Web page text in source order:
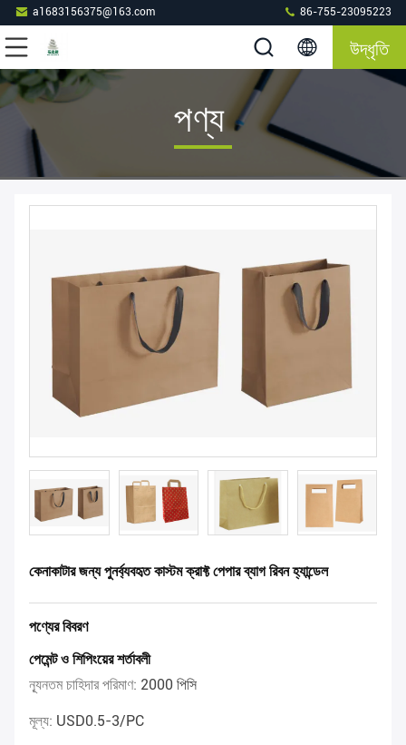
a1683156375@163.com 86-755-23095223
উদ্ধৃতি
পণ্য
কেনাকাটার জন্য পুনর্ব্যবহৃত কাস্টম ক্রাফ্ট পেপার ব্যাগ রিবন হ্যান্ডেল
পণ্যের বিবরণ
পেমেন্ট ও শিপিংয়ের শর্তাবলী
ন্যূনতম চাহিদার পরিমাণ: 2000 পিসি
মূল্য: USD0.5-3/PC